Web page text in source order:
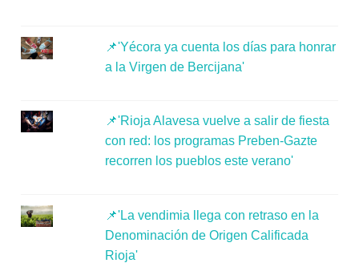
📌'Yécora ya cuenta los días para honrar
a la Virgen de Bercijana'
📌'Rioja Alavesa vuelve a salir de fiesta
con red: los programas Preben-Gazte
recorren los pueblos este verano'
📌'La vendimia llega con retraso en la
Denominación de Origen Calificada
Rioja'